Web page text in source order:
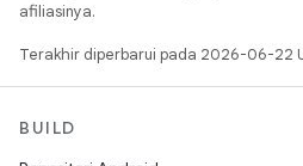
afiliasinya.
Terakhir diperbarui pada 2026-06-22
BUILD